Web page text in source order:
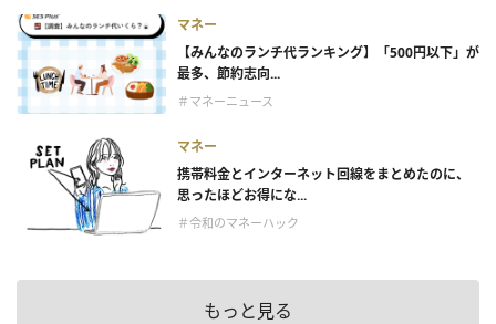
マネー
【みんなのランチ代ランキング】「500円以下」が
最多、節約志向...
＃マネーニュース
マネー
携帯料金とインターネット回線をまとめたのに、
思ったほどお得にな...
＃令和のマネーハック
もっと見る